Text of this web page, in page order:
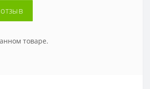
товаре.